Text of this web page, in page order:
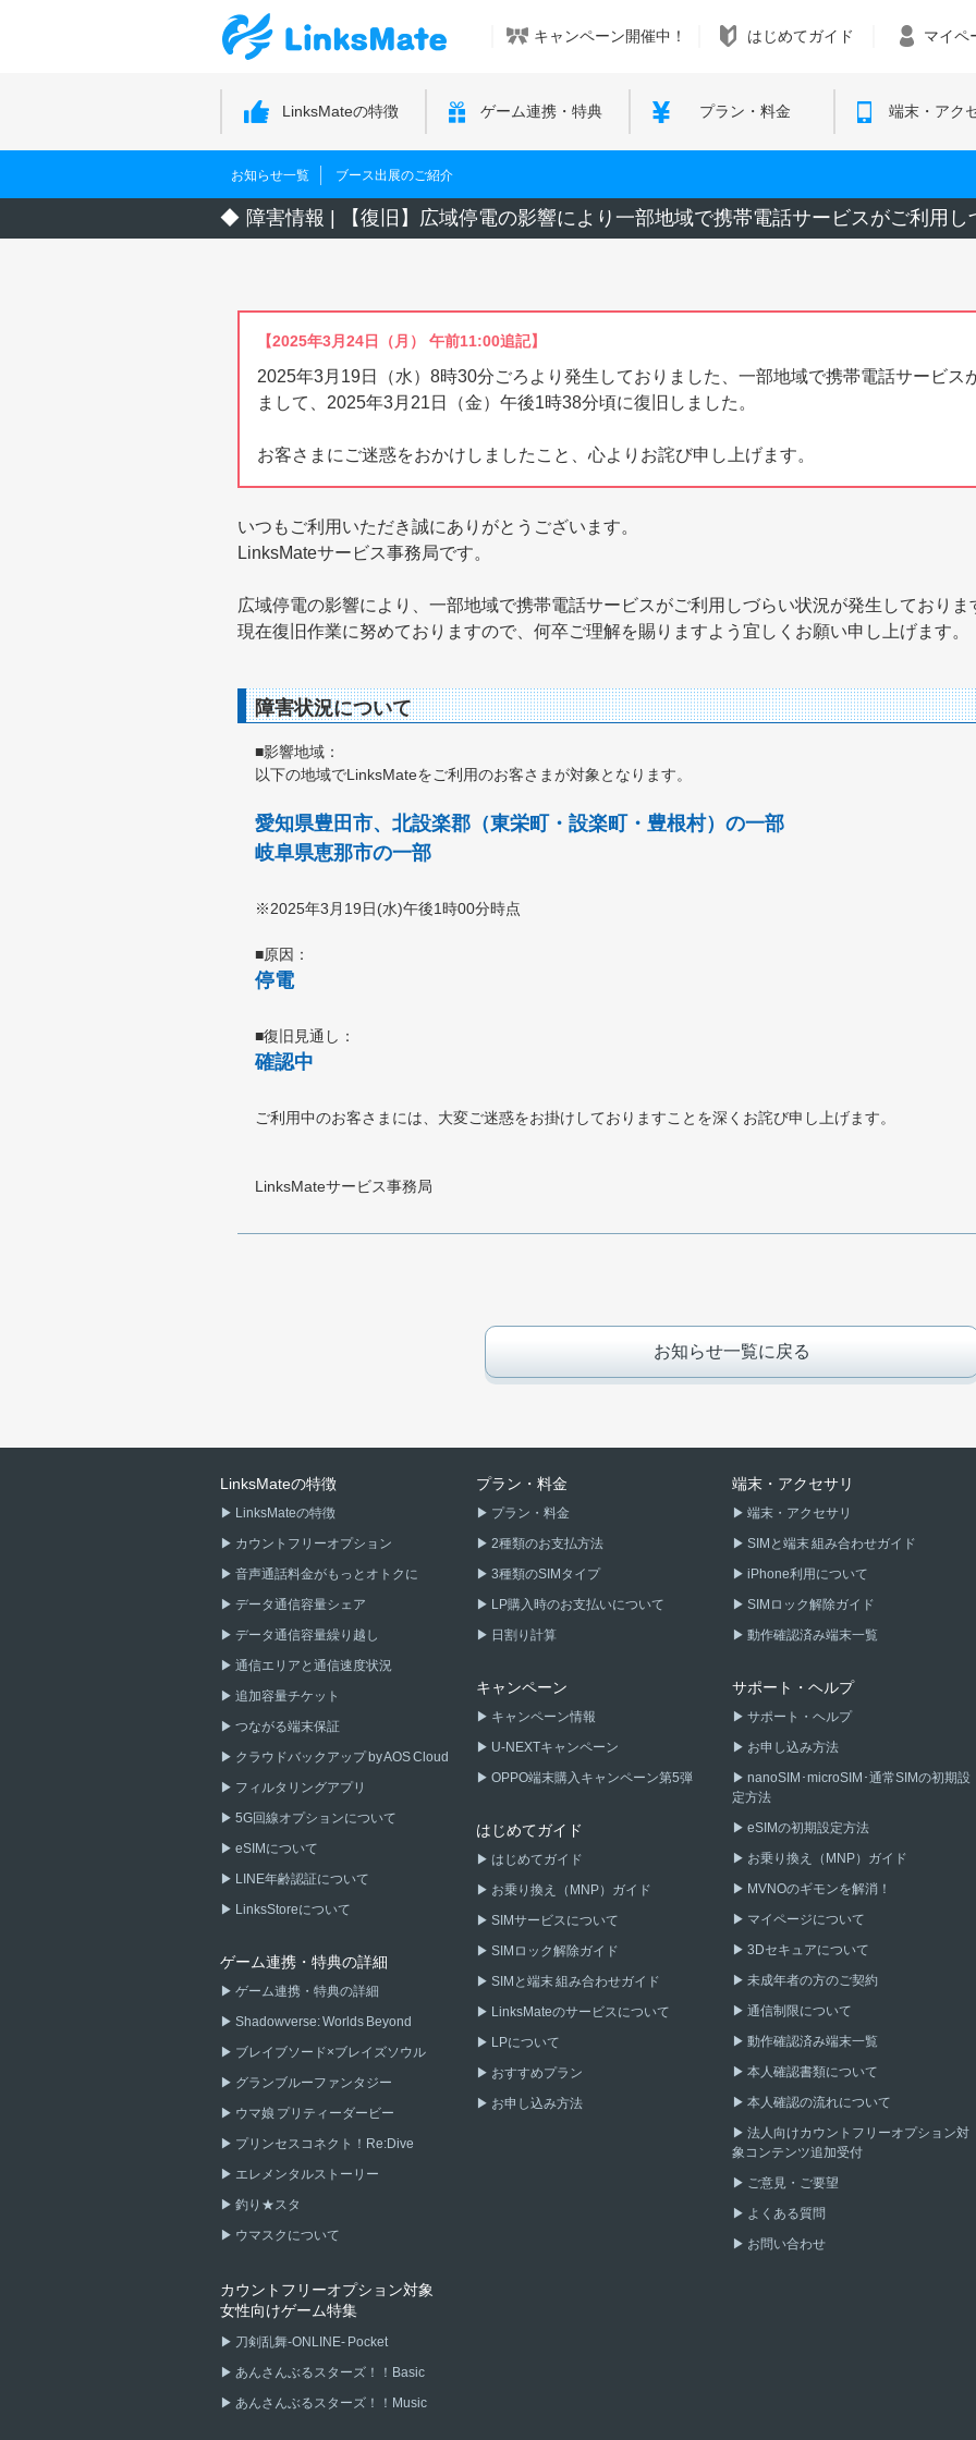
キャンペーン開催中！ はじめてガイド マイペ
LinksMateの特徴 ゲーム連携・特典 プラン・料金 端末・アク
お知らせ一覧 ブース出展のご紹介
障害情報 | 【復旧】広域停電の影響により一部地域で携帯電話サービスがご利用
【2025年3月24日（月） 午前11:00追記】
2025年3月19日（水）8時30分ごろより発生しておりました、一部地域で携帯電話サービス
まして、2025年3月21日（金）午後1時38分頃に復旧しました。
お客さまにご迷惑をおかけしましたこと、心よりお詫び申し上げます。
いつもご利用いただき誠にありがとうございます。
LinksMateサービス事務局です。
広域停電の影響により、一部地域で携帯電話サービスがご利用しづらい状況が発生しておりま
現在復旧作業に努めておりますので、何卒ご理解を賜りますよう宜しくお願い申し上げます。
障害状況について
■影響地域：
以下の地域でLinksMateをご利用のお客さまが対象となります。
愛知県豊田市、北設楽郡（東栄町・設楽町・豊根村）の一部
岐阜県恵那市の一部
※2025年3月19日(水)午後1時00分時点
■原因：
停電
■復旧見通し：
確認中
ご利用中のお客さまには、大変ご迷惑をお掛けしておりますことを深くお詫び申し上げます。
LinksMateサービス事務局
お知らせ一覧に戻る
LinksMateの特徴
LinksMateの特徴
カウントフリーオプション
音声通話料金がもっとオトクに
データ通信容量シェア
データ通信容量繰り越し
通信エリアと通信速度状況
追加容量チケット
つながる端末保証
クラウドバックアップ by AOS Cloud
フィルタリングアプリ
5G回線オプションについて
eSIMについて
LINE年齢認証について
LinksStoreについて
ゲーム連携・特典の詳細
ゲーム連携・特典の詳細
Shadowverse: Worlds Beyond
ブレイブソード×ブレイズソウル
グランブルーファンタジー
ウマ娘 プリティーダービー
プリンセスコネクト！Re:Dive
エレメンタルストーリー
釣り★スタ
ウマスクについて
カウントフリーオプション対象
女性向けゲーム特集
刀剣乱舞-ONLINE- Pocket
あんさんぶるスターズ！！Basic
あんさんぶるスターズ！！Music
プラン・料金
プラン・料金
2種類のお支払方法
3種類のSIMタイプ
LP購入時のお支払いについて
日割り計算
キャンペーン
キャンペーン情報
U-NEXTキャンペーン
OPPO端末購入キャンペーン第5弾
はじめてガイド
はじめてガイド
お乗り換え（MNP）ガイド
SIMサービスについて
SIMロック解除ガイド
SIMと端末 組み合わせガイド
LinksMateのサービスについて
LPについて
おすすめプラン
お申し込み方法
端末・アクセサリ
端末・アクセサリ
SIMと端末 組み合わせガイド
iPhone利用について
SIMロック解除ガイド
動作確認済み端末一覧
サポート・ヘルプ
サポート・ヘルプ
お申し込み方法
nanoSIM･microSIM･通常SIMの初期設
定方法
eSIMの初期設定方法
お乗り換え（MNP）ガイド
MVNOのギモンを解消！
マイページについて
3Dセキュアについて
未成年者の方のご契約
通信制限について
動作確認済み端末一覧
本人確認書類について
本人確認の流れについて
法人向けカウントフリーオプション対
象コンテンツ追加受付
ご意見・ご要望
よくある質問
お問い合わせ